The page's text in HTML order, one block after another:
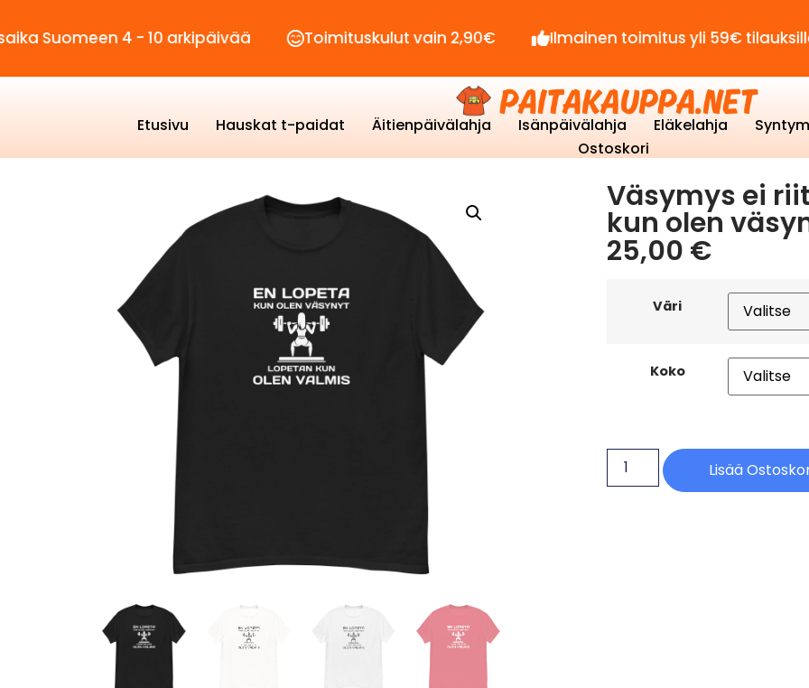
4 - 10 arkipäivää Toimituskulut vain 2,90€ Ilmainen toimitus yli 59€ tilauksille!
Etusivu Hauskat t-paidat Äitienpäivälahja Isänpäivälahja Eläkelahja
Ostoskori
Väsymys ei
kun olen
25,00 €
Väri
Koko
Lisää